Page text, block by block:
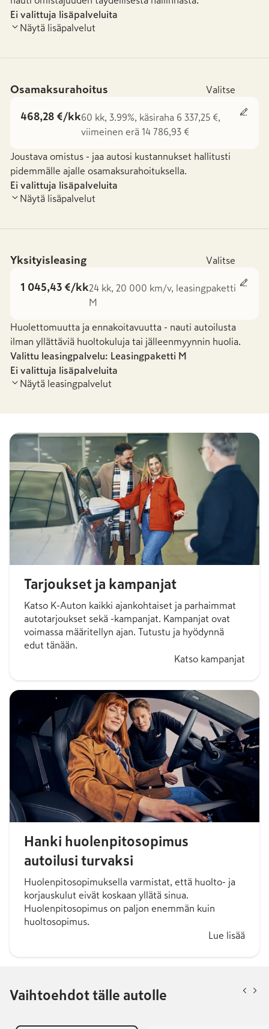
Ei valittuja lisäpalveluita
Näytä lisäpalvelut
Osamaksurahoitus Valitse
468,28 €/kk60 kk, 3.99%, käsiraha 6 337,25 €,
viimeinen erä 14 786,93 €
Joustava omistus - jaa autosi kustannukset hallitusti
pidemmälle ajalle osamaksurahoituksella.
Ei valittuja lisäpalveluita
Näytä lisäpalvelut
Yksityisleasing Valitse
1 045,43 €/kk24 kk, 20 000 km/v, leasingpaketti
M
Huolettomuutta ja ennakoitavuutta - nauti autoilusta
ilman yllättäviä huoltokuluja tai jälleenmyynnin huolia.
Valittu leasingpalvelu: Leasingpaketti M
33,67 € /kk 1 045,43 €
Ei valittuja lisäpalveluita
Näytä leasingpalvelut
Tarjoukset ja kampanjat
Katso K-Auton kaikki ajankohtaiset ja parhaimmat
autotarjoukset sekä -kampanjat. Kampanjat ovat
voimassa määritellyn ajan. Tutustu ja hyödynnä
edut tänään.
Katso kampanjat
Hanki huolenpitosopimus
autoilusi turvaksi
Huolenpitosopimuksella varmistat, että huolto- ja
korjauskulut eivät koskaan yllätä sinua.
Huolenpitosopimus on paljon enemmän kuin
huoltosopimus.
Lue lisää
Vaihtoehdot tälle autolle